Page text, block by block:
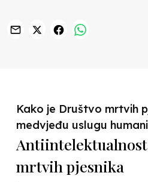
Kako je Društvo mrtvih
medvjeđu uslugu
mrtvih pjesnika